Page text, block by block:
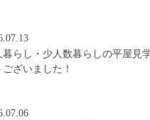
暮らし・少人数暮らしの平屋
ございました！